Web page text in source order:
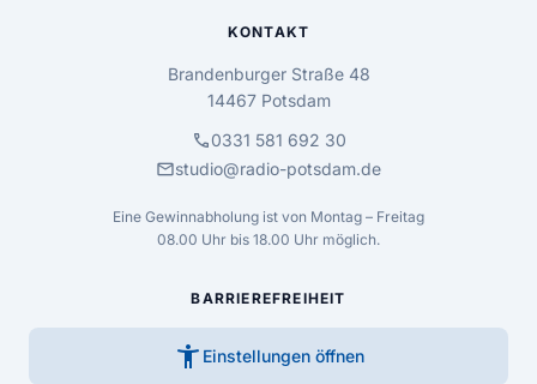
KONTAKT
Brandenburger Straße 48
14467 Potsdam
call0331 581 692 30
mailstudio@radio-potsdam.de
Eine Gewinnabholung ist von Montag – Freitag
08.00 Uhr bis 18.00 Uhr möglich.
BARRIEREFREIHEIT
accessibility_new Einstellungen öffnen